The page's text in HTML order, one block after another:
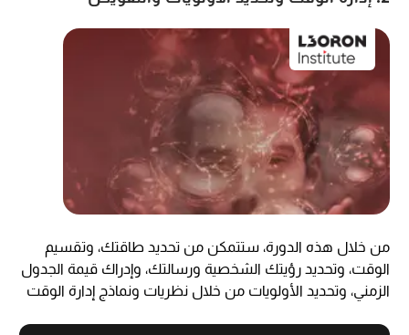
من خلال هذه الدورة، ستتمكن من تحديد طاقتك، وتقسيم
الوقت، وتحديد رؤيتك الشخصية ورسالتك، وإدراك قيمة الجدول
الزمني، وتحديد الأولويات من خلال نظريات ونماذج إدارة الوقت